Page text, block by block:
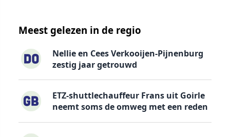
Meest gelezen in de regio
Nellie en Cees Verkooijen-Pijnenburg
zestig jaar getrouwd
ETZ-shuttlechauffeur Frans uit Goirle
neemt soms de omweg met een reden